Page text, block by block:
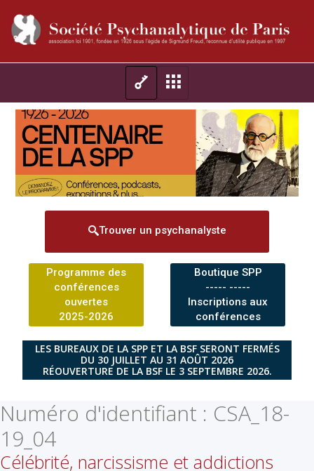
Trouver un psychanalyste
Programme des
conférences
ouvertes
2025-2026
Boutique SPP
----- -----
Inscriptions aux
conférences
LES BUREAUX DE LA SPP ET LA BSF SERONT FERMÉS
DU 30 JUILLET AU 31 AOÛT 2026
RÉOUVERTURE DE LA BSF LE 3 SEPTEMBRE 2026.
Numéro d'identifiant : CSA_18-
19_04
Célébrité, narcissisme et addictions